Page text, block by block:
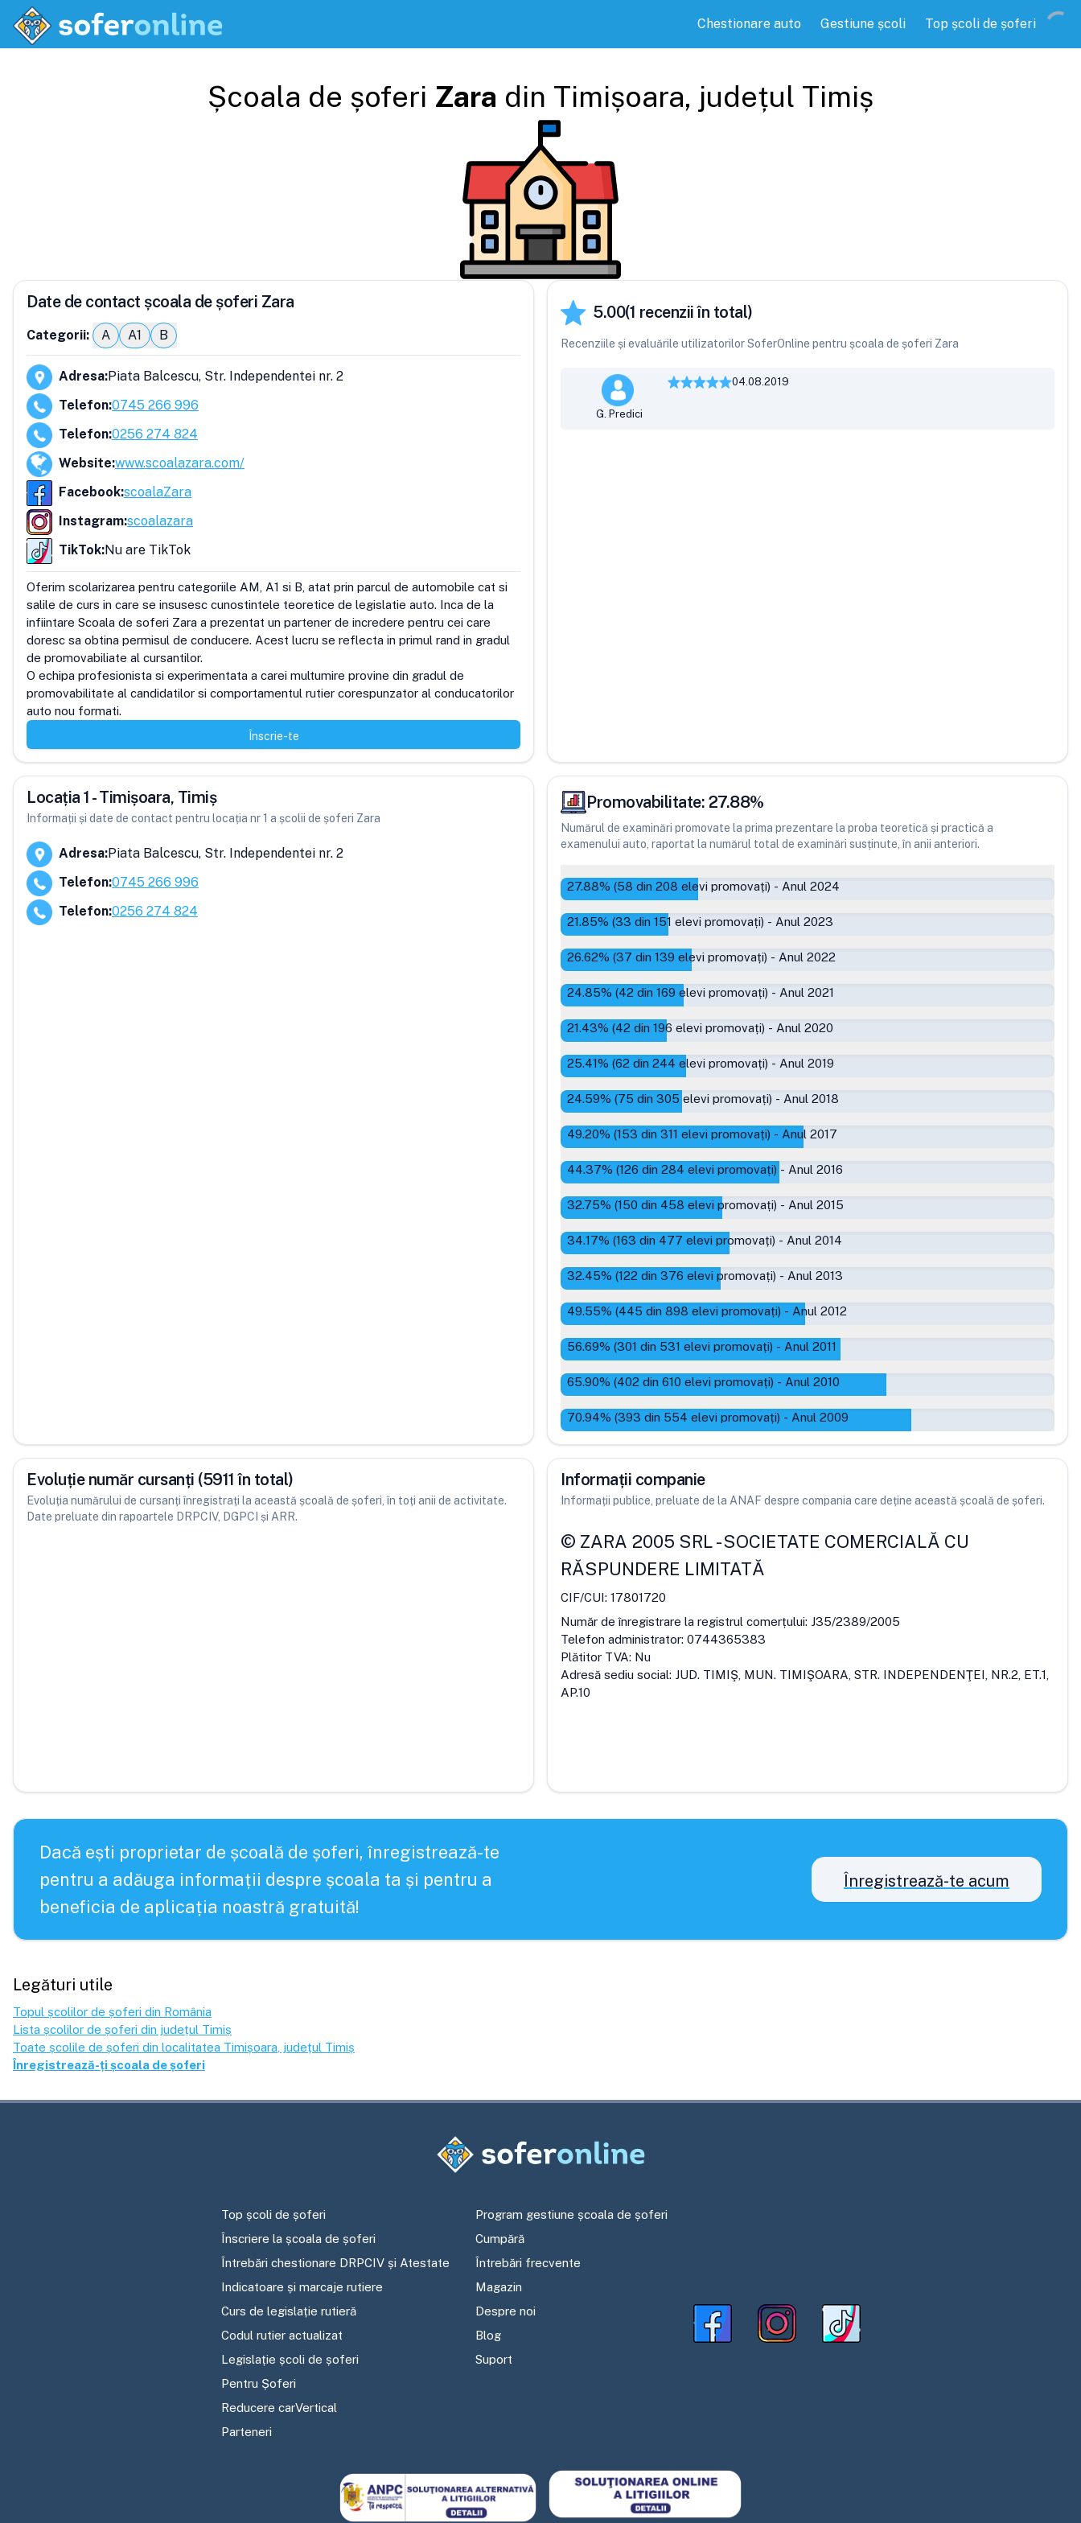
Chestionare auto Gestiune școli Top școli de șoferi
Școala de șoferi Zara din Timișoara, județul Timiș
Date de contact școala de șoferi Zara
Categorii: A A1 B
Adresa:Piata Balcescu, Str. Independentei nr. 2
Telefon:0745 266 996
Telefon:0256 274 824
Website:www.scoalazara.com/
Facebook:scoalaZara
Instagram:scoalazara
TikTok:Nu are TikTok
Oferim scolarizarea pentru categoriile AM, A1 si B, atat prin parcul de automobile cat si
salile de curs in care se insusesc cunostintele teoretice de legislatie auto. Inca de la
infiintare Scoala de soferi Zara a prezentat un partener de incredere pentru cei care
doresc sa obtina permisul de conducere. Acest lucru se reflecta in primul rand in gradul
de promovabiliate al cursantilor.
O echipa profesionista si experimentata a carei multumire provine din gradul de
promovabilitate al candidatilor si comportamentul rutier corespunzator al conducatorilor
auto nou formati.
Înscrie-te
5.00(1 recenzii în total)
Recenziile și evaluările utilizatorilor SoferOnline pentru școala de șoferi Zara
G. Predici
04.08.2019
Locația 1 - Timișoara, Timiș
Informații și date de contact pentru locația nr 1 a școlii de șoferi Zara
Adresa:Piata Balcescu, Str. Independentei nr. 2
Telefon:0745 266 996
Telefon:0256 274 824
Promovabilitate: 27.88%
Numărul de examinări promovate la prima prezentare la proba teoretică și practică a
examenului auto, raportat la numărul total de examinări susținute, în anii anteriori.
27.88% (58 din 208 elevi promovați) - Anul 2024
21.85% (33 din 151 elevi promovați) - Anul 2023
26.62% (37 din 139 elevi promovați) - Anul 2022
24.85% (42 din 169 elevi promovați) - Anul 2021
21.43% (42 din 196 elevi promovați) - Anul 2020
25.41% (62 din 244 elevi promovați) - Anul 2019
24.59% (75 din 305 elevi promovați) - Anul 2018
49.20% (153 din 311 elevi promovați) - Anul 2017
44.37% (126 din 284 elevi promovați) - Anul 2016
32.75% (150 din 458 elevi promovați) - Anul 2015
34.17% (163 din 477 elevi promovați) - Anul 2014
32.45% (122 din 376 elevi promovați) - Anul 2013
49.55% (445 din 898 elevi promovați) - Anul 2012
56.69% (301 din 531 elevi promovați) - Anul 2011
65.90% (402 din 610 elevi promovați) - Anul 2010
70.94% (393 din 554 elevi promovați) - Anul 2009
Evoluție număr cursanți (5911 în total)
Evoluția numărului de cursanți înregistrați la această școală de șoferi, în toți anii de activitate.
Date preluate din rapoartele DRPCIV, DGPCI și ARR.
Informații companie
Informații publice, preluate de la ANAF despre compania care deține această școală de șoferi.
© ZARA 2005 SRL-SOCIETATE COMERCIALĂ CU
RĂSPUNDERE LIMITATĂ
CIF/CUI: 17801720
Număr de înregistrare la registrul comerțului: J35/2389/2005
Telefon administrator: 0744365383
Plătitor TVA: Nu
Adresă sediu social: JUD. TIMIŞ, MUN. TIMIŞOARA, STR. INDEPENDENŢEI, NR.2, ET.1,
AP.10
Dacă ești proprietar de școală de șoferi, înregistrează-te
pentru a adăuga informații despre școala ta și pentru a
beneficia de aplicația noastră gratuită!
Înregistrează-te acum
Legături utile
Topul școlilor de șoferi din România
Lista școlilor de șoferi din județul Timiș
Toate școlile de șoferi din localitatea Timișoara , județul Timiș
Înregistrează-ți școala de șoferi
Top școli de șoferi
Înscriere la școala de șoferi
Întrebări chestionare DRPCIV și Atestate
Indicatoare și marcaje rutiere
Curs de legislație rutieră
Codul rutier actualizat
Legislație școli de șoferi
Pentru Șoferi
Reducere carVertical
Parteneri
Program gestiune școala de șoferi
Cumpără
Întrebări frecvente
Magazin
Despre noi
Blog
Suport